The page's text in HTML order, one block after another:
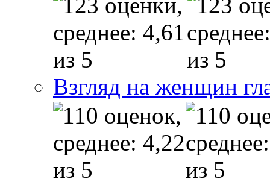
Взгляд на женщин